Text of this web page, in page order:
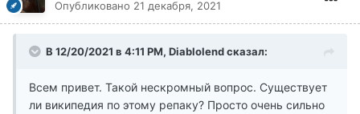
Опубликовано 21 декабря, 2021
В 12/20/2021 в 4:11 PM, Diablolend сказал:
Всем привет. Такой нескромный вопрос. Существует
ли википедия по этому репаку? Просто очень сильно